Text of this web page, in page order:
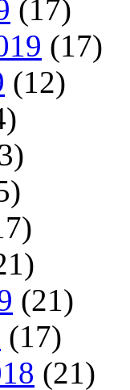
(17)
(17)
(12)
(21)
(17)
(21)